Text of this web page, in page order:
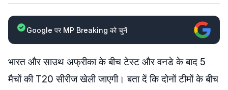
Google पर MP Breaking को चुनें
भारत और साउथ अफ्रीका के बीच टेस्ट और वनडे के बाद 5
मैचों की T20 सीरीज खेली जाएगी। बता दें कि दोनों टीमों के बीच